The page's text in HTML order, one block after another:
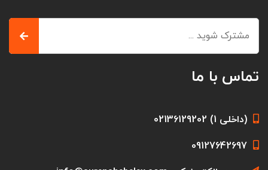
تماس با ما
(داخلی 1) 02136129202
09127642697